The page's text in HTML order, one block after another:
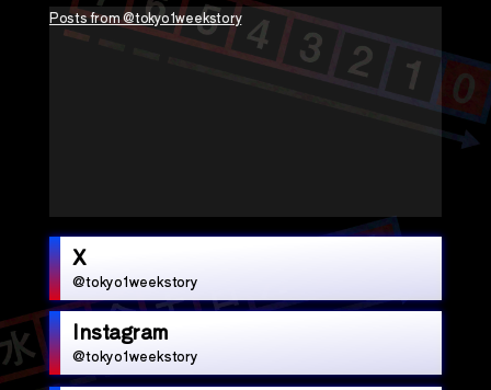
Posts from @tokyo1weekstory
X
@tokyo1weekstory
Instagram
@tokyo1weekstory